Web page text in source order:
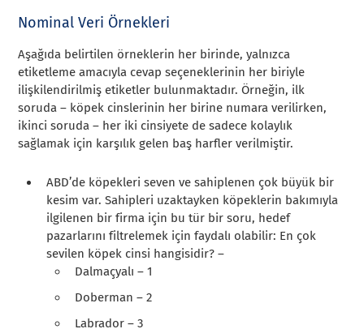
Nominal Veri Örnekleri
Aşağıda belirtilen örneklerin her birinde, yalnızca
etiketleme amacıyla cevap seçeneklerinin her biriyle
ilişkilendirilmiş etiketler bulunmaktadır. Örneğin, ilk
soruda – köpek cinslerinin her birine numara verilirken,
ikinci soruda – her iki cinsiyete de sadece kolaylık
sağlamak için karşılık gelen baş harfler verilmiştir.
ABD’de köpekleri seven ve sahiplenen çok büyük bir
kesim var. Sahipleri uzaktayken köpeklerin bakımıyla
ilgilenen bir firma için bu tür bir soru, hedef
pazarlarını filtrelemek için faydalı olabilir: En çok
sevilen köpek cinsi hangisidir? –
Dalmaçyalı – 1
Doberman – 2
Labrador – 3